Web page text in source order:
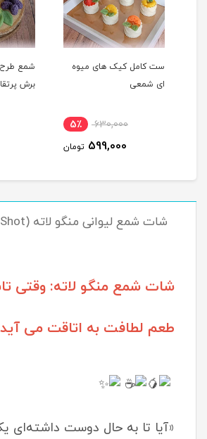
ست کامل کیک های میوه
ای شمعی
630,000 5٪
599,000 تومان
شمع
برش
شات شمع لیوانی منگو لاته (Mango Latte Shot)
شات شمع منگو لاته: وقتی
طعم لطافت به اتاقت می
«آیا تا به حال دوست داشته‌ای